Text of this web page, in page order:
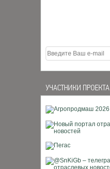
УЧАСТНИКИ ПРОЕКТА